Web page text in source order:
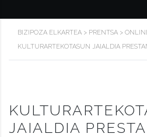
BIZIPOZA ELKARTEA > PRENTSA >
KULTURARTEKOTASUN JAIALDIA
JAIALDIA